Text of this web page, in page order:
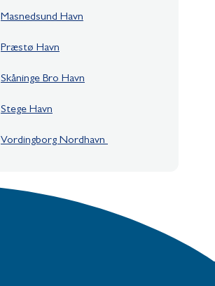
Masnedsund Havn
Præstø Havn
Skåninge Bro Havn
Stege Havn
Vordingborg Nordhavn